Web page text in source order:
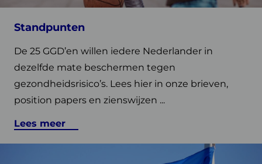
Standpunten
De 25 GGD’en willen iedere Nederlander in
dezelfde mate beschermen tegen
gezondheidsrisico’s. Lees hier in onze brieven,
position papers en zienswijzen ...
Lees meer